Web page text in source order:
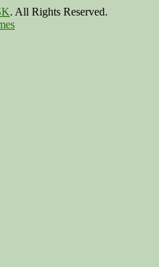
. All Rights Reserved.